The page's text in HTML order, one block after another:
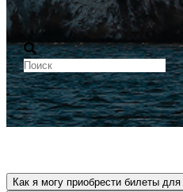
Как я могу приобрести билеты